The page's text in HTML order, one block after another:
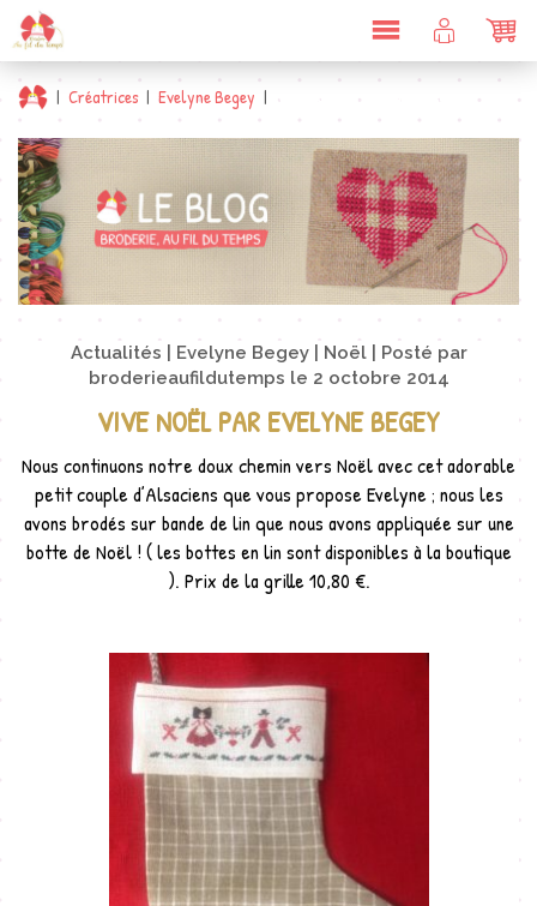
DÉPLIER
LA
NAVIGATION
COMPTE
CLIENT
| Créatrices | Evelyne Begey |
Actualités Evelyne Begey Noël
Posté par
broderieaufildutemps le 2 octobre 2014
VIVE NOËL PAR EVELYNE BEGEY
Nous continuons notre doux chemin vers Noël avec cet adorable
petit couple d’Alsaciens que vous propose Evelyne ; nous les
avons brodés sur bande de lin que nous avons appliquée sur une
botte de Noël ! ( les bottes en lin sont disponibles à la boutique
). Prix de la grille 10,80 €.